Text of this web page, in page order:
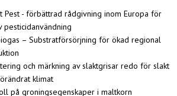
Pest - förbättrad rådgivning inom Europa för
pesticidanvändning
– Substratförsörjning för ökad regional
och märkning av slaktgrisar redo för slakt
klimat
på groningsegenskaper i maltkorn